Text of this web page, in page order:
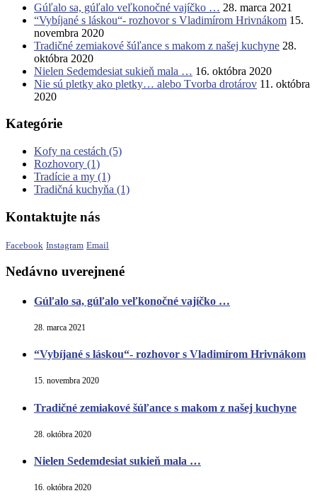
Gúľalo sa, gúľalo veľkonočné vajíčko … 28. marca 2021
“Vybíjané s láskou“- rozhovor s Vladimírom Hrivnákom 15.
novembra 2020
Tradičné zemiakové šúľance s makom z našej kuchyne 28.
októbra 2020
Nielen Sedemdesiat sukieň mala … 16. októbra 2020
Nie sú pletky ako pletky… alebo Tvorba drotárov 11. októbra
2020
Kategórie
Kofy na cestách (5)
Rozhovory (1)
Tradície a my (1)
Tradičná kuchyňa (1)
Kontaktujte nás
Facebook Instagram Email
Nedávno uverejnené
Gúľalo sa, gúľalo veľkonočné vajíčko …
28. marca 2021
“Vybíjané s láskou“- rozhovor s Vladimírom Hrivnákom
15. novembra 2020
Tradičné zemiakové šúľance s makom z našej kuchyne
28. októbra 2020
Nielen Sedemdesiat sukieň mala …
16. októbra 2020